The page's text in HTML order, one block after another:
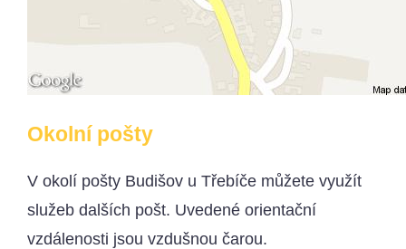
Okolní pošty
V okolí pošty Budišov u Třebíče můžete využít
služeb dalších pošt. Uvedené orientační
vzdálenosti jsou vzdušnou čarou.